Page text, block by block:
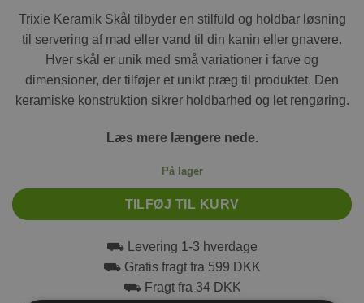
Trixie Keramik Skål tilbyder en stilfuld og holdbar løsning
til servering af mad eller vand til din kanin eller gnavere.
Hver skål er unik med små variationer i farve og
dimensioner, der tilføjer et unikt præg til produktet. Den
keramiske konstruktion sikrer holdbarhed og let rengøring.
Læs mere længere nede.
På lager
TILFØJ TIL KURV
⛟ Levering 1-3 hverdage
⛟ Gratis fragt fra 599 DKK
⛟ Fragt fra 34 DKK